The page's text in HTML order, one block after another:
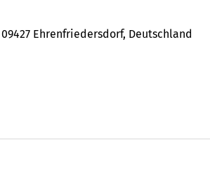
Ehrenfriedersdorf, Deutschland